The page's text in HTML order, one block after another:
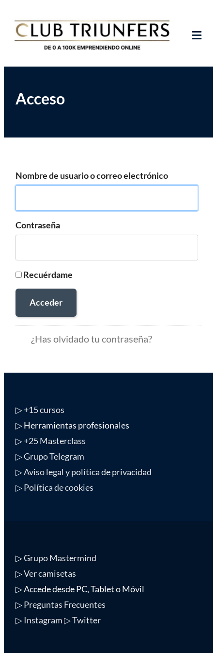
contenido
Club Triunfers
Acceso
Nombre de usuario o correo electrónico
Contraseña
Recuérdame
Acceder
¿Has olvidado tu contraseña?
▷+15 cursos
▷ Herramientas profesionales
▷+25 Masterclass
▷ Grupo Telegram
▷ Aviso legal y política de privacidad
▷ Política de cookies
▷Grupo Mastermind
▷Ver camisetas
▷ Accede desde PC, Tablet o Móvil
▷Preguntas Frecuentes
▷ Instagram▷ Twitter